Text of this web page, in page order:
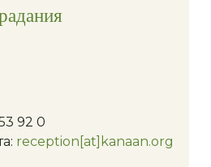
92 0
reception[at]kanaan.org